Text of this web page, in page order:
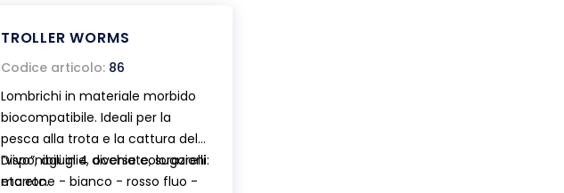
TROLLER WORMS
Codice articolo: 86
Lombrichi in materiale morbido
biocompatibile. Ideali per la
pesca alla trota e la cattura del
“vivo”, aguglie, occhiate, sugarelli
etc.etc.
Disponibili in 4 diverse colorazioni:
marrone - bianco - rosso fluo -